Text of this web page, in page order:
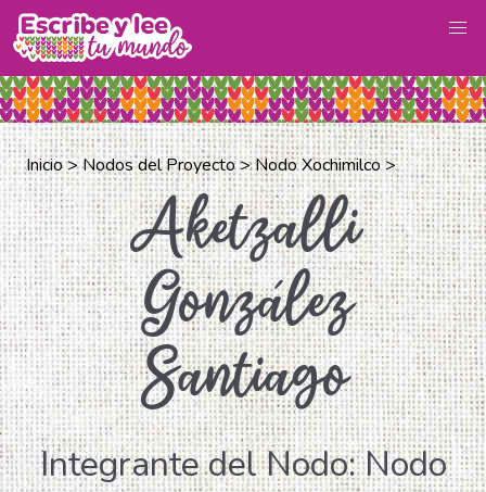
Inicio >Nodos del Proyecto >Nodo Xochimilco >
Aketzalli
González
Santiago
Integrante del Nodo: Nodo